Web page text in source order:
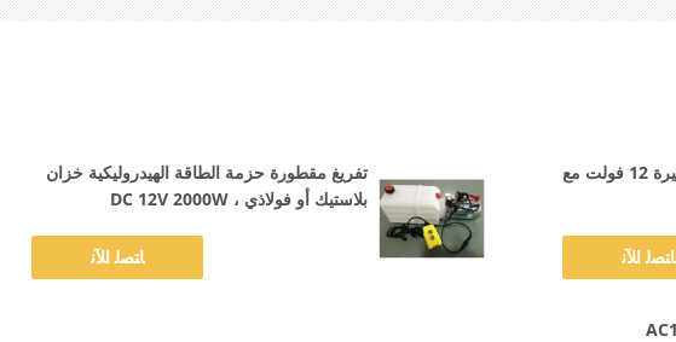
وحدات الطاقة الهيدروليكية الصغيرة 12 فولت مع
ﺎﺘﺼﻟ ﺍﻶﻧ
تفريغ مقطورة حزمة الطاقة الهيدروليكية خزان
بلاستيك أو فولاذي ، DC 12V 2000W
ﺎﺘﺼﻟ ﺍﻶﻧ